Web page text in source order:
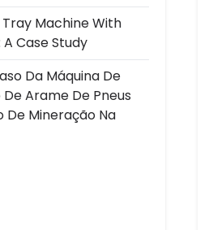
Machine With
Case Study
Da Máquina De
Arame De Pneus
De Mineração Na